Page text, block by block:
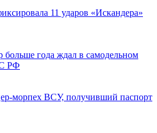
11 ударов «Искандера»
больше года ждал в самодельном
РФ
морпех ВСУ, получивший паспорт